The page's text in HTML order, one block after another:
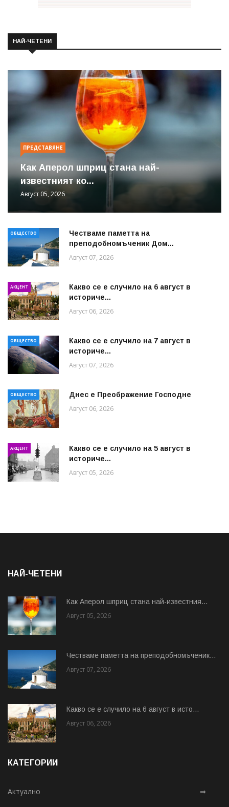
НАЙ-ЧЕТЕНИ
ПРЕДСТАВЯНЕ
Как Аперол шприц стана най-
известният ко...
Август 05, 2026
ОБЩЕСТВО
Честваме паметта на
преподобномъченик Дом...
Август 07, 2026
АКЦЕНТ
Какво се е случило на 6 август в
историче...
Август 06, 2026
ОБЩЕСТВО
Какво се е случило на 7 август в
историче...
Август 07, 2026
ОБЩЕСТВО Днес е Преображение Господне
Август 06, 2026
АКЦЕНТ
Какво се е случило на 5 август в
историче...
Август 05, 2026
НАЙ-ЧЕТЕНИ
Как Аперол шприц стана най-известния...
Август 05, 2026
Честваме паметта на преподобномъченик...
Август 07, 2026
Какво се е случило на 6 август в исто...
Август 06, 2026
КАТЕГОРИИ
Актуално ⇒